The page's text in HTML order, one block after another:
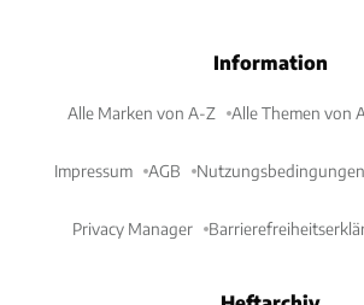
Information
Alle Marken von A-Z Alle Themen von
Impressum AGB Nutzungsbedingungen
Privacy Manager